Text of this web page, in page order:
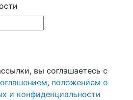
вы соглашаетесь с
, положением о
и конфиденциальности